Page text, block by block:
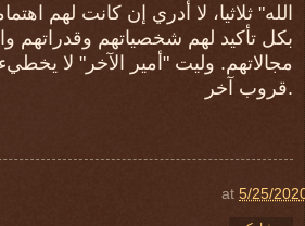
الله" ثلاثيا، لا أدري إن كانت لهم
بكل تأكيد لهم شخصياتهم وقدراتهم
مجالاتهم. وليت "أمير الآخر" لا
قروب آخر.
at5/25/